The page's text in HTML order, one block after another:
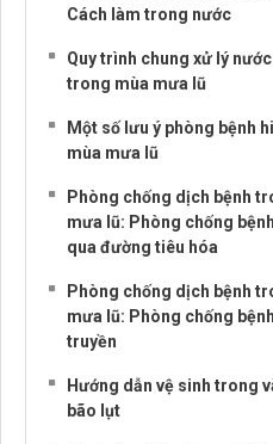
Cách làm trong nước
Quy trình chung xử lý
trong mùa mưa lũ
Một số lưu ý phòng bệnh
mùa mưa lũ
Phòng chống dịch bệnh
mưa lũ: Phòng chống
qua đường tiêu hóa
Phòng chống dịch bệnh
mưa lũ: Phòng chống
truyền
Hướng dẫn vệ sinh trong
bão lụt